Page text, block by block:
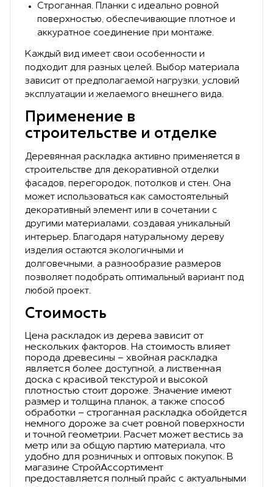
Строганная. Планки с идеально ровной
поверхностью, обеспечивающие плотное и
аккуратное соединение при монтаже.
Каждый вид имеет свои особенности и
подходит для разных целей. Выбор материала
зависит от предполагаемой нагрузки, условий
эксплуатации и желаемого внешнего вида.
Применение в
строительстве и отделке
Деревянная раскладка активно применяется в
строительстве для декоративной отделки
фасадов, перегородок, потолков и стен. Она
может использоваться как самостоятельный
декоративный элемент или в сочетании с
другими материалами, создавая уникальный
интерьер. Благодаря натуральному дереву
изделия остаются экологичными и
долговечными, а разнообразие размеров
позволяет подобрать оптимальный вариант под
любой проект.
Стоимость
Цена раскладок из дерева зависит от
нескольких факторов. На стоимость влияет
порода древесины - хвойная раскладка
является более доступной, а лиственная
доска с красивой текстурой и высокой
плотностью стоит дороже. Значение имеют
размер и толщина планок, а также способ
обработки - строганная раскладка обойдется
немного дороже за счет ровной поверхности
и точной геометрии. Расчет может вестись за
метр или за общую партию материала, что
удобно для розничных и оптовых покупок. В
магазине СтройАссортимент
предоставляется полный прайс с актуальными